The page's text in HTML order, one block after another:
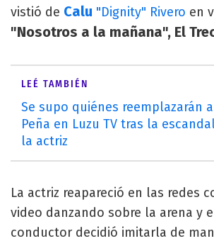
vistió de Calu "Dignity" Rivero en
"Nosotros a la mañana", El
LEÉ TAMBIÉN
Se supo quiénes reemplazarán
Peña en Luzu TV tras la
la actriz
La actriz reapareció en las redes
video danzando sobre la arena y
conductor decidió imitarla de